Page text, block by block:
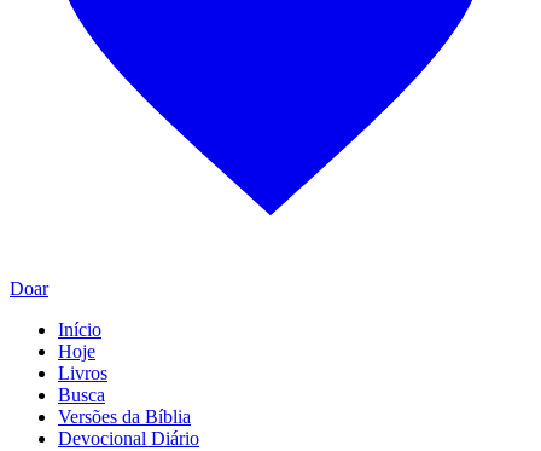
Doar
Início
Hoje
Livros
Busca
Versões da Bíblia
Devocional Diário